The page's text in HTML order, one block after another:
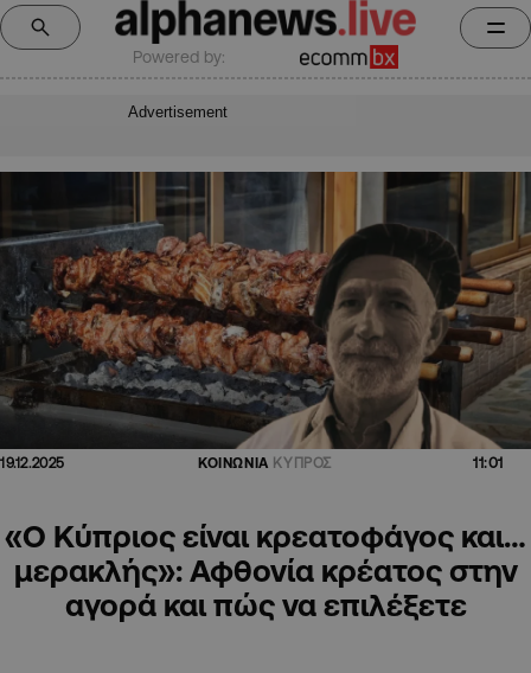
Powered by:
Advertisement
19.12.2025 ΚΟΙΝΩΝΙΑ ΚΥΠΡΟΣ 11:01
«Ο Κύπριος είναι κρεατοφάγος και…
μερακλής»: Αφθονία κρέατος στην
αγορά και πώς να επιλέξετε